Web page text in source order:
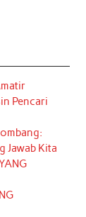
Pencari
Jawab Kita